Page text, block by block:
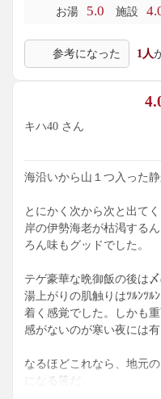
お湯 5.0 施設
参考になった 1人
キハ40 さん
海沿いから山１つ入った
とにかく次から次と出て
岸の伊勢海老が枯渇する
ろん味もグッドでした。
テゲ豪華な晩御飯の後は
湯上がりの肌触りはﾂﾙﾝﾂﾙ
着く感覚でした。しかも
感がないのが寒い夜には有
なるほどこれなら、地元
になる筈だ。